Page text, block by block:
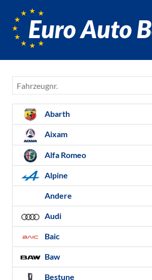
Fahrzeugnr.
Abarth
Aixam
Alfa Romeo
Alpine
Andere
Audi
Baic
Baw
Bestune